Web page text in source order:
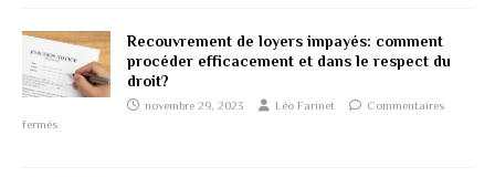
Recouvrement de loyers impayés: comment
procéder efficacement et dans le respect du
droit?
novembre 29, 2023 Léo Farinet
Commentaires
fermés